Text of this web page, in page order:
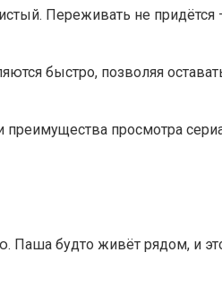
Переживать не
быстро, позволяя
просмотра
Паша будто живёт рядом, и